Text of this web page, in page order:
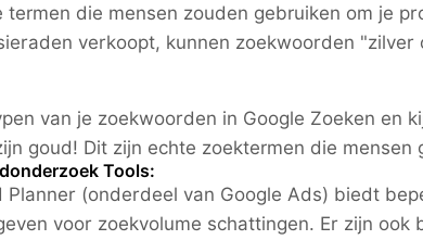
termen die mensen zouden gebruiken om je
verkoopt, kunnen zoekwoorden
van je zoekwoorden in Google Zoeken en
goud! Dit zijn echte zoektermen die mensen
Tools:
Planner (onderdeel van Google Ads) biedt
voor zoekvolume schattingen. Er zijn